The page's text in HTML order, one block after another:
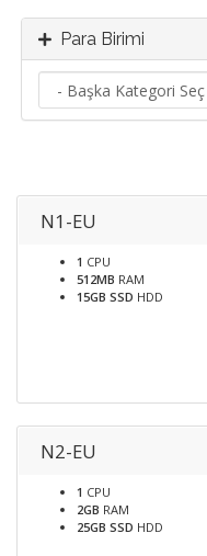
Para Birimi
N1-EU
1 CPU
512MB RAM
15GB SSD HDD
N2-EU
1 CPU
2GB RAM
25GB SSD HDD